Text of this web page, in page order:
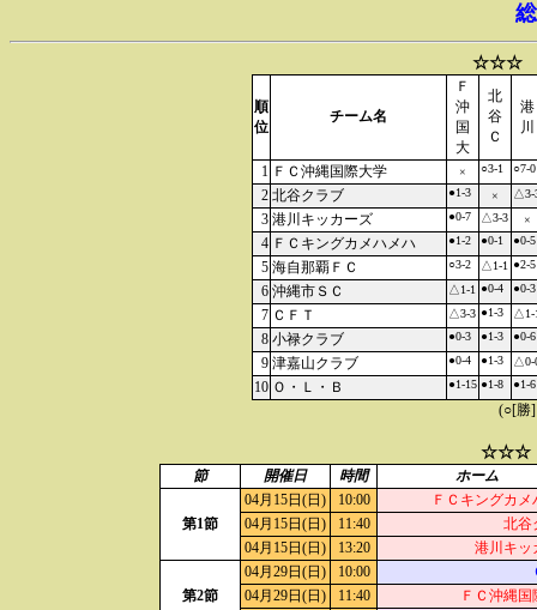
☆☆☆
順
位
チーム名
Ｆ
沖
国
大
北
谷
Ｃ
港
川
1 ＦＣ沖縄国際大学 × ○3-1 ○7-0
2 北谷クラブ ●1-3 × △3-
3 港川キッカーズ ●0-7 △3-3 ×
4 ＦＣキングカメハメハ ●1-2 ●0-1 ●0-5
5 海自那覇ＦＣ ○3-2 △1-1 ●2-5
6 沖縄市ＳＣ △1-1 ●0-4 ●0-3
7 ＣＦＴ △3-3 ●1-3 △1-
8 小禄クラブ ●0-3 ●1-3 ●0-6
9 津嘉山クラブ ●0-4 ●1-3 △0-
10 Ｏ・Ｌ・Ｂ ●1-15 ●1-8 ●1-6
(○[勝
☆☆☆
節 開催日 時間 ホーム
第1節
04月15日(日) 10:00
ＦＣキングカメ
04月15日(日)
11:40
北谷
04月15日(日)
13:20 港川キッ
第2節
04月29日(日) 10:00
04月29日(日)
11:40
ＦＣ沖縄国